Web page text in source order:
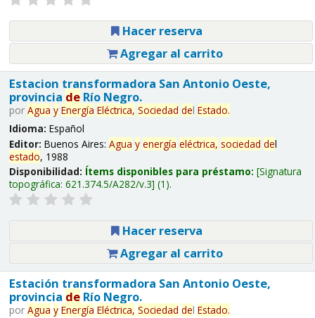
Hacer reserva
Agregar al carrito
Estacion transformadora San Antonio Oeste,
provincia deRío Negro.
por Agua y Energía Eléctrica, Sociedad del Estado.
Idioma: Español
Editor: Buenos Aires: Agua y energía eléctrica, sociedad del
estado, 1988
Disponibilidad: Ítems disponibles para préstamo: Signatura
topográfica: 621.374.5/A282/v.3 (1).
Hacer reserva
Agregar al carrito
Estación transformadora San Antonio Oeste,
provincia deRío Negro.
por Agua y Energía Eléctrica, Sociedad del Estado.